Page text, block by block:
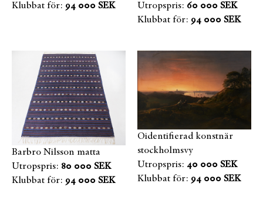
Klubbat för: 94 000 SEK
Utropspris: 60 000 SEK
Klubbat för: 94 000 SEK
Barbro Nilsson matta
Utropspris: 80 000 SEK
Klubbat för: 94 000 SEK
Oidentifierad konstnär
stockholmsvy
Utropspris: 40 000 SEK
Klubbat för: 94 000 SEK